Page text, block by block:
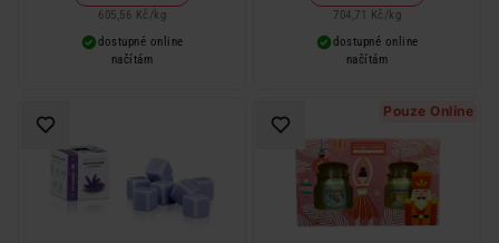
605,56 Kč / kg
dostupné online
načítám
704,71 Kč / kg
dostupné online
načítám
Pouze Online